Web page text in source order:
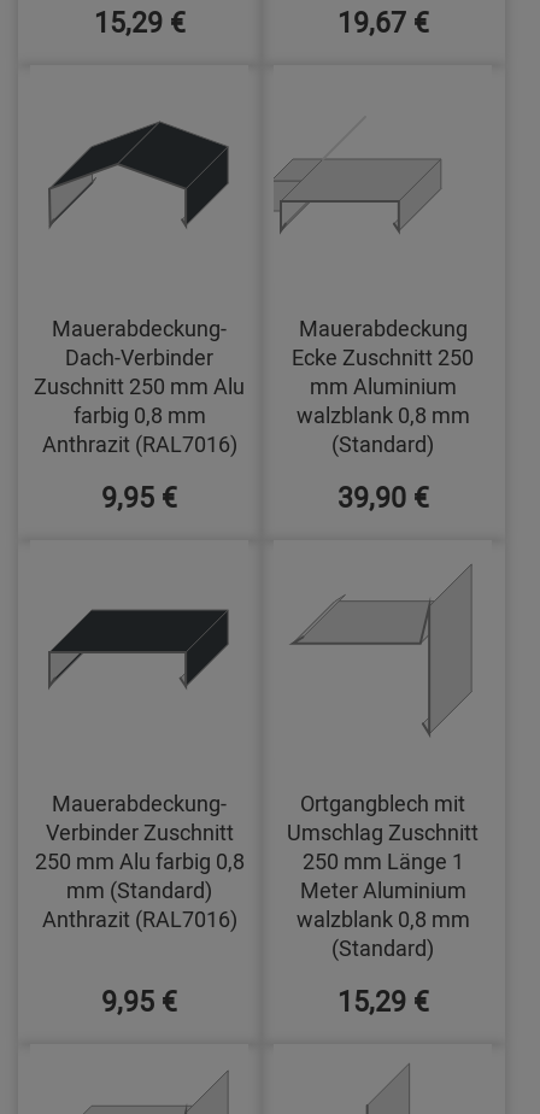
15,29 € 19,67 €
Mauerabdeckung-
Dach-Verbinder
Zuschnitt 250 mm Alu
farbig 0,8 mm
Anthrazit (RAL7016)
9,95 €
Mauerabdeckung
Ecke Zuschnitt 250
mm Aluminium
walzblank 0,8 mm
(Standard)
39,90 €
Mauerabdeckung-
Verbinder Zuschnitt
250 mm Alu farbig 0,8
mm (Standard)
Anthrazit (RAL7016)
9,95 €
Ortgangblech mit
Umschlag Zuschnitt
250 mm Länge 1
Meter Aluminium
walzblank 0,8 mm
(Standard)
15,29 €